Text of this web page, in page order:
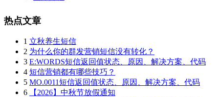
热点文章
1 立秋养生短信
2 为什么你的群发营销短信没有转化？
3 E:WORDS短信返回值状态、原因、解决方案、代码
4 短信营销都有哪些技巧？
5 MO.0011短信返回值状态、原因、解决方案、代码
6
【2026】中秋节放假通知